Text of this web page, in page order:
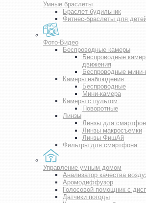
Умные браслеты
Браслет-будильник
Фитнес-браслеты для
Фото-Видео
Беспроводные камеры
Беспроводные
движения
Беспроводные
Камеры наблюдения
Беспроводные
Мини-камера
Камеры с пультом
Поворотные
Линзы
Линзы для
Линзы макросъемки
Линзы ФишАй
Фильтры для смартфона
Управление умным домом
Анализатор качества
Аромодиффузор
Голосовой помощник с
Датчики погоды